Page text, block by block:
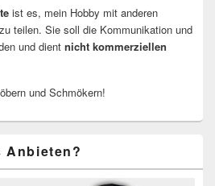
ist es, mein Hobby mit anderen
teilen. Sie soll die Kommunikation und
und dient nicht kommerziellen
und Schmökern!
Anbieten?